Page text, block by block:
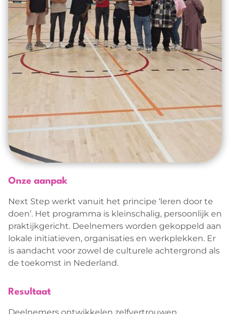
Onze aanpak
Next Step werkt vanuit het principe ‘leren door te
doen’. Het programma is kleinschalig, persoonlijk en
praktijkgericht. Deelnemers worden gekoppeld aan
lokale initiatieven, organisaties en werkplekken. Er
is aandacht voor zowel de culturele achtergrond als
de toekomst in Nederland.
Resultaat